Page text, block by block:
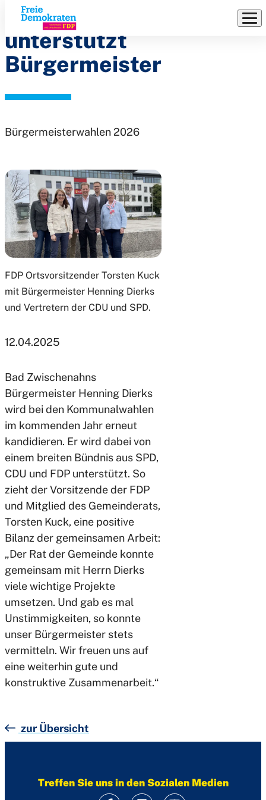
Direkt
Inhalt
FDP
unterstützt
Bürgermeister
Bürgermeisterwahlen 2026
FDP Ortsvorsitzender Torsten Kuck
mit Bürgermeister Henning Dierks
und Vertretern der CDU und SPD.
12.04.2025
Bad Zwischenahns
Bürgermeister Henning Dierks
wird bei den Kommunalwahlen
im kommenden Jahr erneut
kandidieren. Er wird dabei von
einem breiten Bündnis aus SPD,
CDU und FDP unterstützt. So
zieht der Vorsitzende der FDP
und Mitglied des Gemeinderats,
Torsten Kuck, eine positive
Bilanz der gemeinsamen Arbeit:
„Der Rat der Gemeinde konnte
gemeinsam mit Herrn Dierks
viele wichtige Projekte
umsetzen. Und gab es mal
Unstimmigkeiten, so konnte
unser Bürgermeister stets
vermitteln. Wir freuen uns auf
eine weiterhin gute und
konstruktive Zusammenarbeit.“
zur Übersicht
Treffen Sie uns in den Sozialen Medien